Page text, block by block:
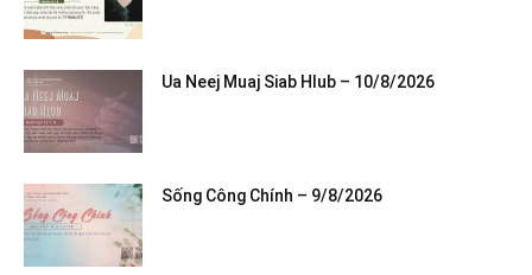
Ua Neej Muaj Siab Hlub – 10/8/2026
Sống Công Chính – 9/8/2026